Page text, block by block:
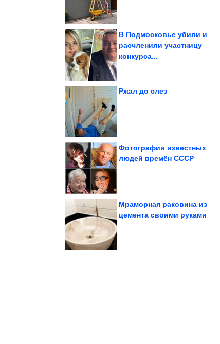
В Подмосковье убили и
расчленили участницу
конкурса...
Ржал до слез
Фотографии известных
людей времён СССР
Мраморная раковина из
цемента своими руками